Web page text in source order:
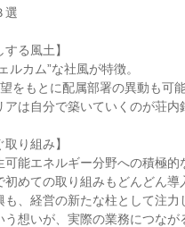
選
る風土】
ルカム”な社風が特徴。
をもとに配属部署の異動も可
は自分で築いていくのが荘内
り組み】
能エネルギー分野への積極
めての取り組みもどんどん導
、経営の新たな柱として注力
想いが、実際の業務につなが